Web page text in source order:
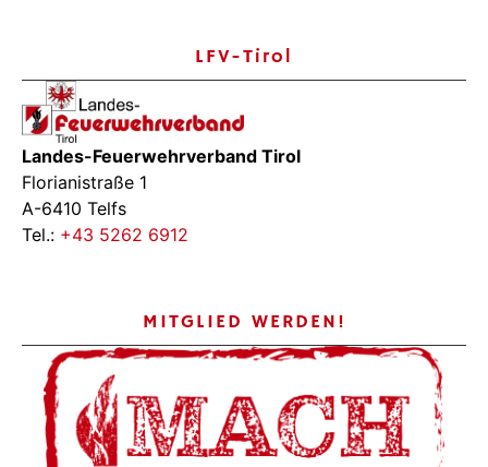
LFV-Tirol
Landes-Feuerwehrverband Tirol
Florianistraße 1
A-6410 Telfs
Tel.: +43 5262 6912
MITGLIED WERDEN!